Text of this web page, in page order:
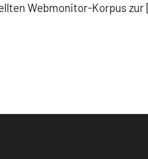
Webmonitor-Korpus